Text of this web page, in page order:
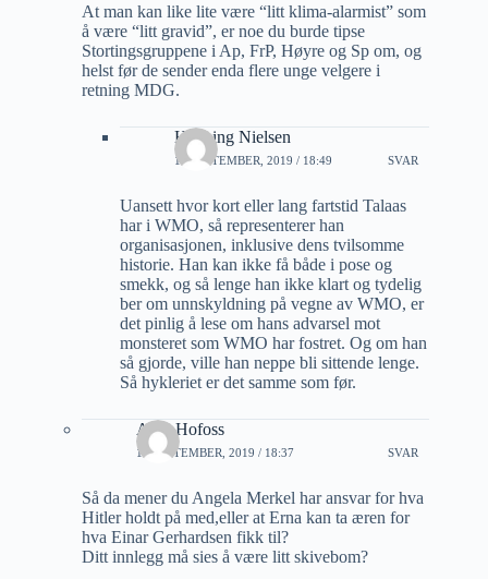
At man kan like lite være “litt klima-alarmist” som
å være “litt gravid”, er noe du burde tipse
Stortingsgruppene i Ap, FrP, Høyre og Sp om, og
helst før de sender enda flere unge velgere i
retning MDG.
Henning Nielsen
11 SEPTEMBER, 2019 / 18:49 SVAR
Uansett hvor kort eller lang fartstid Talaas
har i WMO, så representerer han
organisasjonen, inklusive dens tvilsomme
historie. Han kan ikke få både i pose og
smekk, og så lenge han ikke klart og tydelig
ber om unnskyldning på vegne av WMO, er
det pinlig å lese om hans advarsel mot
monsteret som WMO har fostret. Og om han
så gjorde, ville han neppe bli sittende lenge.
Så hykleriet er det samme som før.
Arne Hofoss
11 SEPTEMBER, 2019 / 18:37 SVAR
Så da mener du Angela Merkel har ansvar for hva
Hitler holdt på med,eller at Erna kan ta æren for
hva Einar Gerhardsen fikk til?
Ditt innlegg må sies å være litt skivebom?